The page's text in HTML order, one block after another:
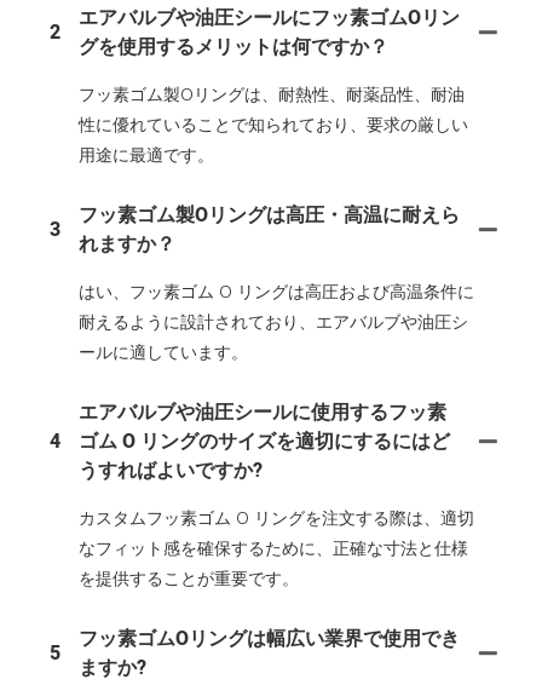
2
エアバルブや油圧シールにフッ素ゴムOリン
グを使用するメリットは何ですか？
フッ素ゴム製Oリングは、耐熱性、耐薬品性、耐油
性に優れていることで知られており、要求の厳しい
用途に最適です。
3
フッ素ゴム製Oリングは高圧・高温に耐えら
れますか？
はい、フッ素ゴム O リングは高圧および高温条件に
耐えるように設計されており、エアバルブや油圧シ
ールに適しています。
4
エアバルブや油圧シールに使用するフッ素
ゴム O リングのサイズを適切にするにはど
うすればよいですか?
カスタムフッ素ゴム O リングを注文する際は、適切
なフィット感を確保するために、正確な寸法と仕様
を提供することが重要です。
5
フッ素ゴムOリングは幅広い業界で使用でき
ますか?